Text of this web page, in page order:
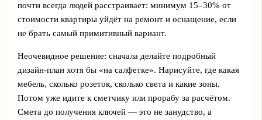
почти всегда людей расстраивает: минимум 15–30% от
стоимости квартиры уйдёт на ремонт и оснащение, если
не брать самый примитивный вариант.
Неочевидное решение: сначала делайте подробный
дизайн-план хотя бы «на салфетке». Нарисуйте, где какая
мебель, сколько розеток, сколько света и какие зоны.
Потом уже идите к сметчику или прорабу за расчётом.
Смета до получения ключей — это не занудство, а